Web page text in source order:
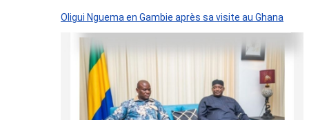
Oligui Nguema en Gambie après sa visite au Ghana